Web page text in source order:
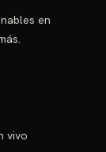
en
vivo